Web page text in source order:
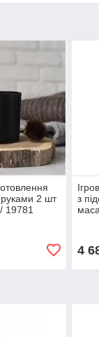
руками 2 шт
19781
з
4